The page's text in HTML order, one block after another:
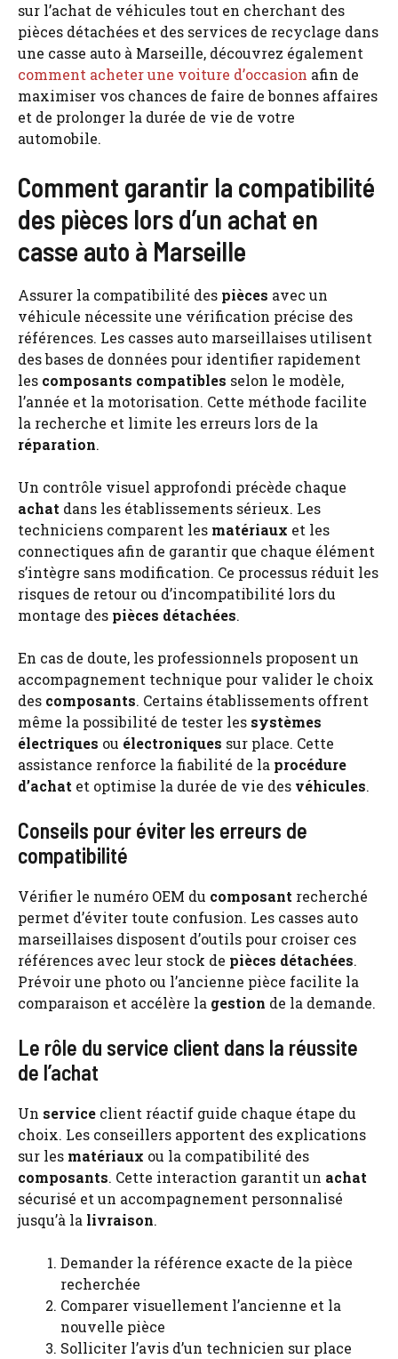
sur l’achat de véhicules tout en cherchant des
pièces détachées et des services de recyclage dans
une casse auto à Marseille, découvrez également
comment acheter une voiture d’occasion afin de
maximiser vos chances de faire de bonnes affaires
et de prolonger la durée de vie de votre
automobile.
Comment garantir la compatibilité
des pièces lors d’un achat en
casse auto à Marseille
Assurer la compatibilité des pièces avec un
véhicule nécessite une vérification précise des
références. Les casses auto marseillaises utilisent
des bases de données pour identifier rapidement
les composants compatibles selon le modèle,
l’année et la motorisation. Cette méthode facilite
la recherche et limite les erreurs lors de la
réparation.
Un contrôle visuel approfondi précède chaque
achat dans les établissements sérieux. Les
techniciens comparent les matériaux et les
connectiques afin de garantir que chaque élément
s’intègre sans modification. Ce processus réduit les
risques de retour ou d’incompatibilité lors du
montage des pièces détachées.
En cas de doute, les professionnels proposent un
accompagnement technique pour valider le choix
des composants. Certains établissements offrent
même la possibilité de tester les systèmes
électriques ou électroniques sur place. Cette
assistance renforce la fiabilité de la procédure
d’achat et optimise la durée de vie des véhicules.
Conseils pour éviter les erreurs de
compatibilité
Vérifier le numéro OEM du composant recherché
permet d’éviter toute confusion. Les casses auto
marseillaises disposent d’outils pour croiser ces
références avec leur stock de pièces détachées.
Prévoir une photo ou l’ancienne pièce facilite la
comparaison et accélère la gestion de la demande.
Le rôle du service client dans la réussite
de l’achat
Un service client réactif guide chaque étape du
choix. Les conseillers apportent des explications
sur les matériaux ou la compatibilité des
composants. Cette interaction garantit un achat
sécurisé et un accompagnement personnalisé
jusqu’à la livraison.
Demander la référence exacte de la pièce
recherchée
Comparer visuellement l’ancienne et la
nouvelle pièce
Solliciter l’avis d’un technicien sur place